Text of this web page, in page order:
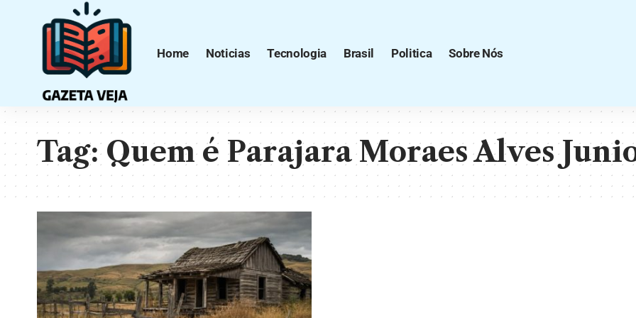
Home Noticias Tecnologia Brasil Politica Sobre Nós
Tag:Quem é Parajara Moraes Alves